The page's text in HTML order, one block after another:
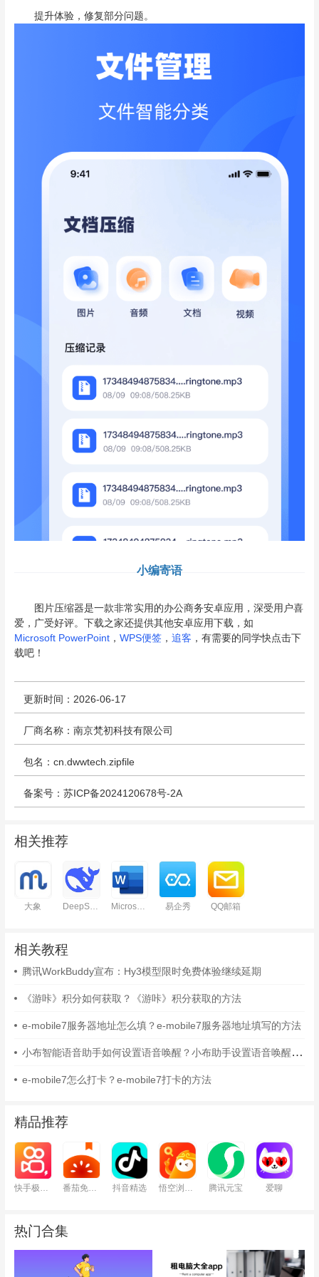
提升体验，修复部分问题。
小编寄语
图片压缩器是一款非常实用的办公商务安卓应用，深受用户喜
爱，广受好评。下载之家还提供其他安卓应用下载，如
Microsoft PowerPoint， WPS便签， 追客 ，有需要的同学快点击下
载吧！
更新时间：2026-06-17
厂商名称：南京梵初科技有限公司
包名：cn.dwwtech.zipfile
备案号：苏ICP备2024120678号-2A
相关推荐
大象 DeepSeek Microsoft Word 易企秀 QQ邮箱
相关教程
腾讯WorkBuddy宣布：Hy3模型限时免费体验继续延期
《游咔》积分如何获取？《游咔》积分获取的方法
e-mobile7服务器地址怎么填？e-mobile7服务器地址填写的方法
小布智能语音助手如何设置语音唤醒？小布助手设置语音唤醒的方法
e-mobile7怎么打卡？e-mobile7打卡的方法
精品推荐
快手极速版 番茄免费小说 抖音精选 悟空浏览器 腾讯元宝 爱聊
热门合集